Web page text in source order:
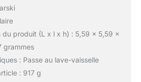
du produit (L x l x h) : 5,59 x 5,59 x
grammes
: Passe au lave-vaisselle
: 917 g